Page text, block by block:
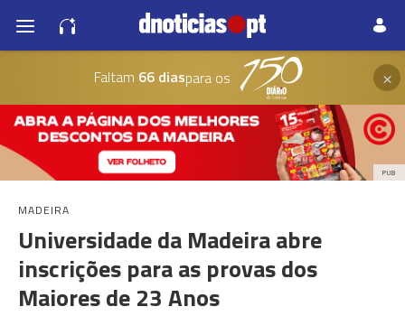
Faltam 66 diaspara os ×
PUB
MADEIRA
Universidade da Madeira abre
inscrições para as provas dos
Maiores de 23 Anos